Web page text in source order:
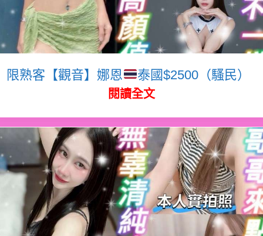
限熟客【觀音】娜恩 泰國$2500（騷民）
閱讀全文